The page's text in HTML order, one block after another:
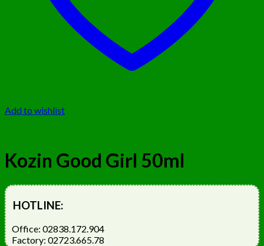
Add to wishlist
Kozin Good Girl 50ml
HOTLINE:
Office: 02838.172.904
Factory: 02723.665.78